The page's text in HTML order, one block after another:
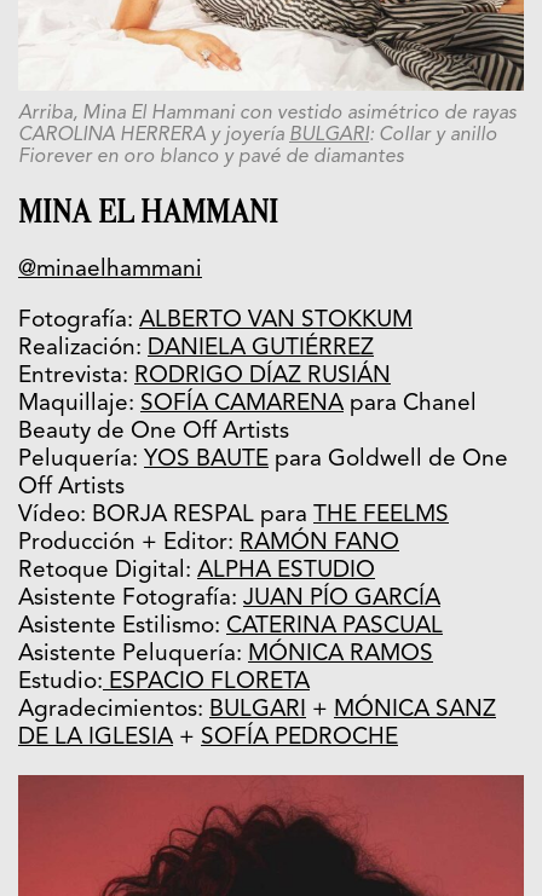
Arriba, Mina El Hammani con vestido asimétrico de rayas
CAROLINA HERRERA y joyería BULGARI: Collar y anillo
Fiorever en oro blanco y pavé de diamantes
MINA EL HAMMANI
@minaelhammani
Fotografía: ALBERTO VAN STOKKUM
Realización: DANIELA GUTIÉRREZ
Entrevista: RODRIGO DÍAZ RUSIÁN
Maquillaje: SOFÍA CAMARENA para Chanel
Beauty de One Off Artists
Peluquería: YOS BAUTE para Goldwell de One
Off Artists
Vídeo: BORJA RESPAL para THE FEELMS
Producción + Editor: RAMÓN FANO
Retoque Digital: ALPHA ESTUDIO
Asistente Fotografía: JUAN PÍO GARCÍA
Asistente Estilismo: CATERINA PASCUAL
Asistente Peluquería: MÓNICA RAMOS
Estudio: ESPACIO FLORETA
Agradecimientos: BULGARI + MÓNICA SANZ
DE LA IGLESIA + SOFÍA PEDROCHE